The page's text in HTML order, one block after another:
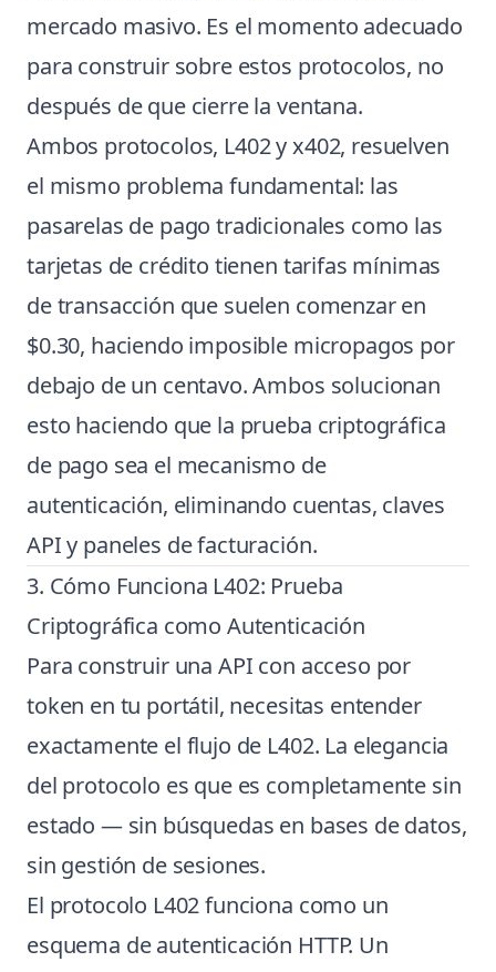
mercado masivo. Es el momento adecuado
para construir sobre estos protocolos, no
después de que cierre la ventana.
Ambos protocolos, L402 y x402, resuelven
el mismo problema fundamental: las
pasarelas de pago tradicionales como las
tarjetas de crédito tienen tarifas mínimas
de transacción que suelen comenzar en
$0.30, haciendo imposible micropagos por
debajo de un centavo. Ambos solucionan
esto haciendo que la prueba criptográfica
de pago sea el mecanismo de
autenticación, eliminando cuentas, claves
API y paneles de facturación.
3. Cómo Funciona L402: Prueba
Criptográfica como Autenticación
Para construir una API con acceso por
token en tu portátil, necesitas entender
exactamente el flujo de L402. La elegancia
del protocolo es que es completamente sin
estado — sin búsquedas en bases de datos,
sin gestión de sesiones.
El protocolo L402 funciona como un
esquema de autenticación HTTP. Un